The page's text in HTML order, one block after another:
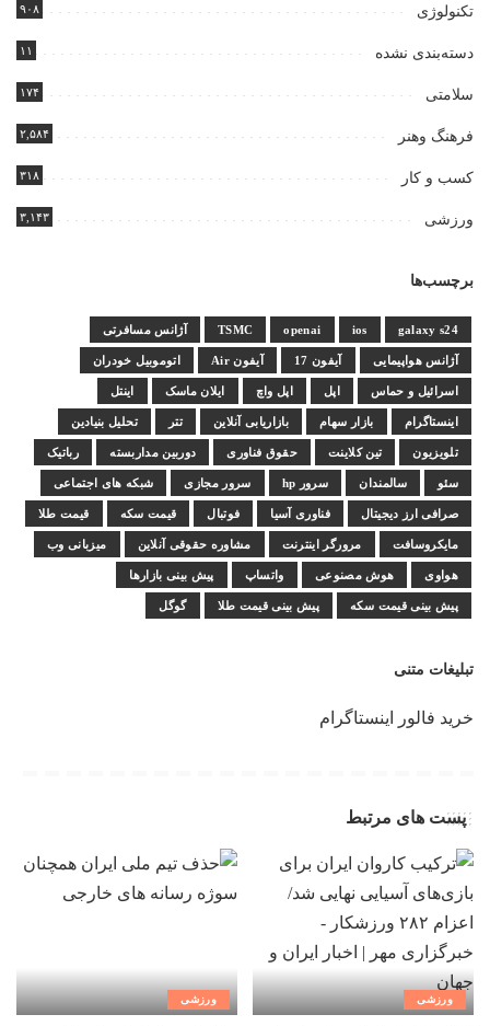
تکنولوژی ۹۰۸
دسته‌بندی نشده ۱۱
سلامتی ۱۷۴
فرهنگ وهنر ۲,۵۸۴
کسب و کار ۳۱۸
ورزشی ۳,۱۴۳
برچسب‌ها
galaxy s24
ios
openai
TSMC آژانس مسافرتی
آژانس هواپیمایی آیفون 17 آیفون Air اتوموبیل خودران
اسرائیل و حماس اپل اپل واچ ایلان ماسک اینتل
اینستاگرام بازار سهام بازاریابی آنلاین تتر تحلیل بنیادین
تلویزیون تین کلاینت حقوق فناوری دوربین مداربسته رباتیک
سئو سالمندان سرور hp سرور مجازی شبکه های اجتماعی
صرافی ارز دیجیتال فناوری آسیا فوتبال قیمت سکه قیمت طلا
مایکروسافت مرورگر اینترنت مشاوره حقوقی آنلاین میزبانی وب
هواوی هوش مصنوعی واتساپ پیش بینی بازارها
پیش بینی قیمت سکه پیش بینی قیمت طلا گوگل
تبلیغات متنی
خرید فالور اینستاگرام
پست های مرتبط
ورزشی ورزشی